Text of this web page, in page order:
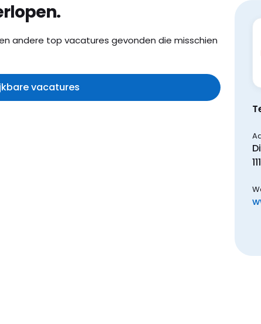
andere top vacatures gevonden die misschien
vacatures